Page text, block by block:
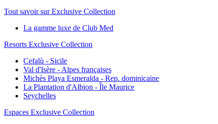
Tout savoir sur Exclusive Collection
La gamme luxe de Club Med
Resorts Exclusive Collection
Cefalù - Sicile
Val d'Isère - Alpes françaises
Michès Playa Esmeralda - Rep. dominicaine
La Plantation d'Albion - Île Maurice
Seychelles
Espaces Exclusive Collection